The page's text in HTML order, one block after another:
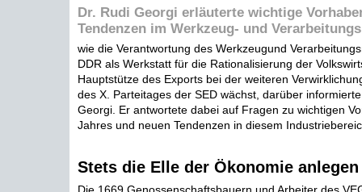
Dr. Rudi Georgi erläuterte wichtige
Tendenzen im Werkzeug- und
wie die Verantwortung des Werkzeugund
DDR als Werkstatt für die Rationalisierung der
Hauptstütze des Exports bei der weiteren
des X. Parteitages der SED wächst, darüber
Georgi. Er antwortete dabei auf Fragen zu wichtigen
Jahres und neuen Tendenzen in diesem
Stets die Elle der Ökonomie anlegen